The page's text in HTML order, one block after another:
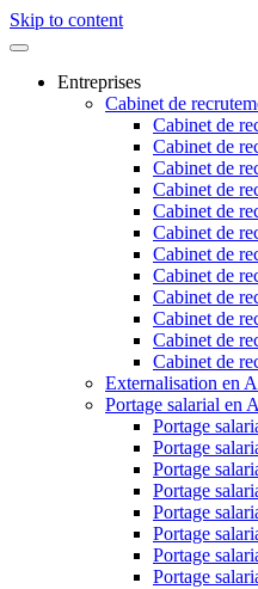
Skip to content
Entreprises
Cabinet de
Cabinet de
Cabinet de
Cabinet de
Cabinet de
Cabinet de
Cabinet de
Cabinet de
Cabinet de
Cabinet de
Cabinet de
Cabinet de
Cabinet de
Externalisation en
Portage salarial en
Portage
Portage
Portage
Portage
Portage
Portage
Portage
Portage